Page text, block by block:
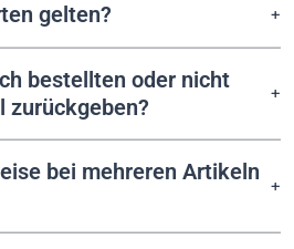
gelten?
bestellten oder nicht
zurückgeben?
bei mehreren Artikeln